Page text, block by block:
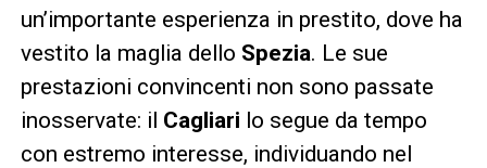
un’importante esperienza in prestito, dove ha
vestito la maglia dello Spezia. Le sue
prestazioni convincenti non sono passate
inosservate: il Cagliari lo segue da tempo
con estremo interesse, individuando nel